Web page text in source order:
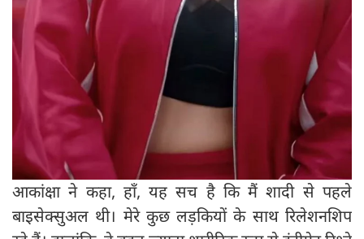
आकांक्षा ने कहा, हाँ, यह सच है कि मैं शादी से पहले
बाइसेक्सुअल थी। मेरे कुछ लड़कियों के साथ रिलेशनशिप